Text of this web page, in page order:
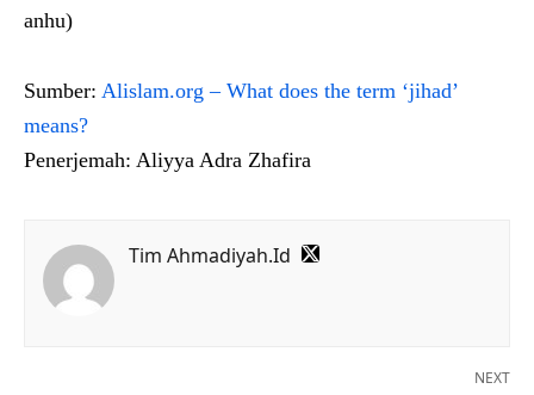
anhu)
Sumber: Alislam.org – What does the term ‘jihad’
means?
Penerjemah: Aliyya Adra Zhafira
Tim Ahmadiyah.Id
NEXT